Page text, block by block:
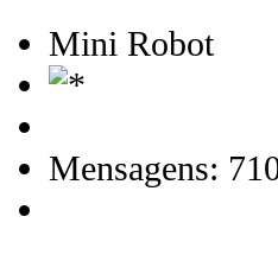
Mini Robot
Mensagens: